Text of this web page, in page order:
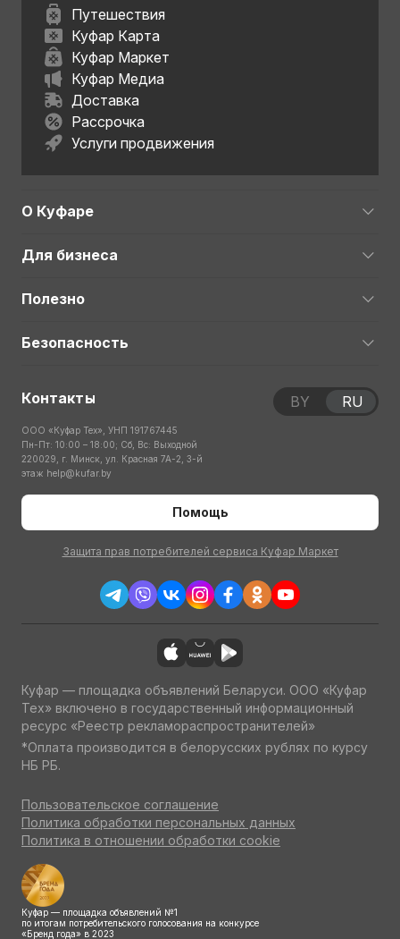
Путешествия
Куфар Карта
Куфар Маркет
Куфар Медиа
Доставка
Рассрочка
Услуги продвижения
О Куфаре
Для бизнеса
Полезно
Безопасность
Контакты
ООО «Куфар Тех», УНП 191767445
Пн-Пт: 10:00 – 18:00; Сб, Вс: Выходной
220029, г. Минск, ул. Красная 7А-2, 3-й
этаж help@kufar.by
Помощь
Защита прав потребителей сервиса Куфар Маркет
BY RU
Куфар — площадка объявлений Беларуси. ООО «Куфар
Тех» включено в государственный информационный
ресурс «Реестр рекламораспространителей»
*Оплата производится в белорусских рублях по курсу
НБ РБ.
Пользовательское соглашение
Политика обработки персональных данных
Политика в отношении обработки cookie
Куфар — площадка объявлений №1
по итогам потребительского голосования на конкурсе
«Бренд года» в 2023